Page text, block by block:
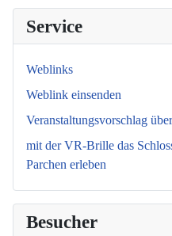
Service
Weblinks
Weblink einsenden
Veranstaltungsvorschlag
mit der VR-Brille das
Parchen erleben
Besucher